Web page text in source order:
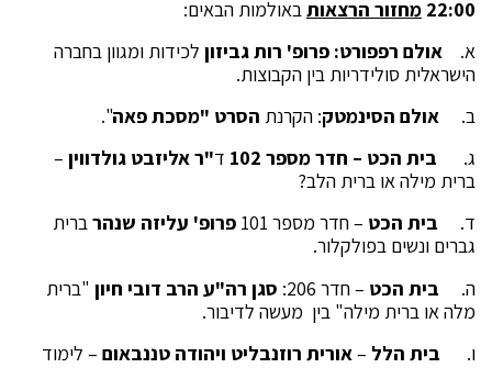
22:00 מחזור הרצאותבאולמות הבאים:
א. אולם רפפורט: פרופ' רות גביזוןלכידות ומגוון בחברה
הישראלית סולידריות בין הקבוצות.
ב. אולם הסינמטק: הקרנת הסרט "מסכת פאה".
ג.
בית הכט – חדר מספר 102 ד"ר אליזבט גולדווין–
ברית מילה או ברית הלב?
ד.
בית הכט– חדר מספר 101 פרופ' עליזה שנהרברית
גברים ונשים בפולקלור.
ה.
בית הכט – חדר 206: סגן רה"ע הרב דובי חיון"ברית
מלה או ברית מילה" בין מעשה לדיבור.
ו.
בית הלל–אורית רוזנבליט ויהודה טננבאום– לימוד